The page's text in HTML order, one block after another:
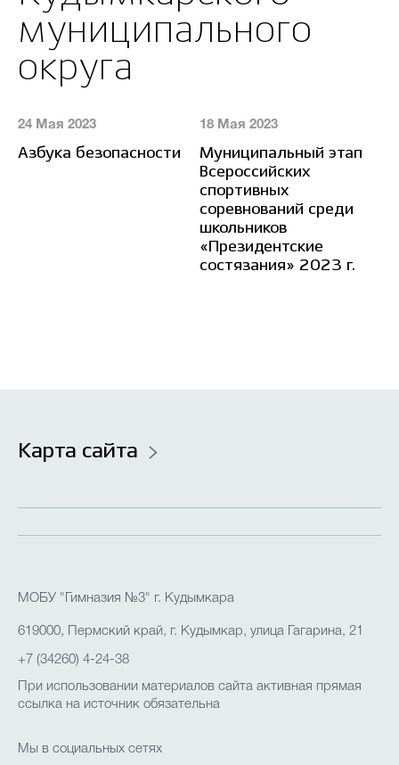
муниципального
округа
24 Мая 2023
Азбука безопасности
18 Мая 2023
Муниципальный этап
Всероссийских
спортивных
соревнований среди
школьников
«Президентские
состязания» 2023 г.
Карта сайта
МОБУ "Гимназия №3" г. Кудымкара
619000, Пермский край, г. Кудымкар, улица Гагарина, 21
+7 (34260) 4-24-38
При использовании материалов сайта активная прямая
ссылка на источник обязательна
Мы в социальных сетях